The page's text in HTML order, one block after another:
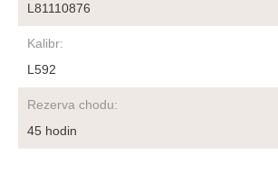
L81110876
Kalibr:
L592
Rezerva chodu:
45 hodin